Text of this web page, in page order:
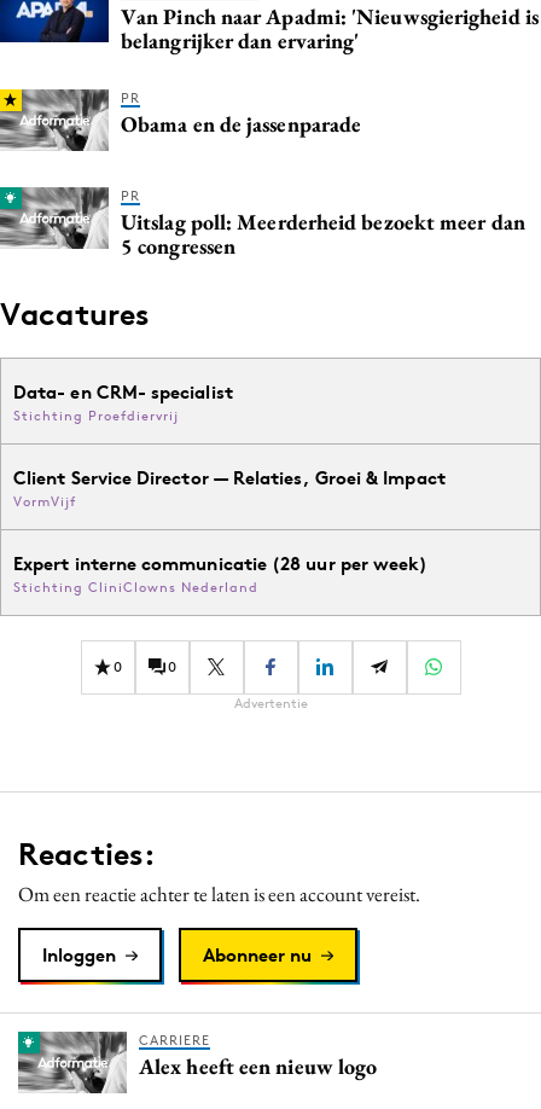
Van Pinch naar Apadmi: 'Nieuwsgierigheid is
belangrijker dan ervaring'
PR
Obama en de jassenparade
PR
Uitslag poll: Meerderheid bezoekt meer dan
5 congressen
Vacatures
Data- en CRM- specialist
Stichting Proefdiervrij
Client Service Director — Relaties, Groei & Impact
VormVijf
Expert interne communicatie (28 uur per week)
Stichting CliniClowns Nederland
0 0
Advertentie
Reacties:
Om een reactie achter te laten is een account vereist.
Inloggen Abonneer nu
CARRIERE
Alex heeft een nieuw logo